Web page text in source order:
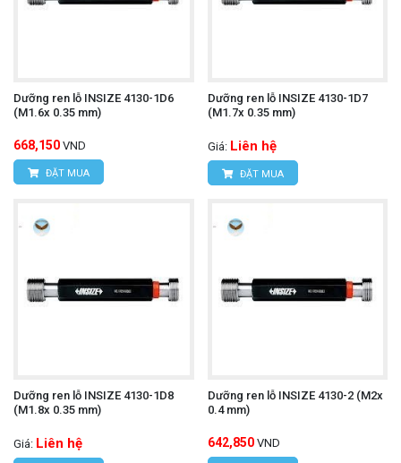
Dưỡng ren lỗ INSIZE 4130-1D6
(M1.6x 0.35 mm)
668,150 VND
ĐẶT MUA
Dưỡng ren lỗ INSIZE 4130-1D7
(M1.7x 0.35 mm)
Giá: Liên hệ
ĐẶT MUA
Dưỡng ren lỗ INSIZE 4130-1D8
(M1.8x 0.35 mm)
Giá: Liên hệ
Dưỡng ren lỗ INSIZE 4130-2 (M2x
0.4 mm)
642,850 VND